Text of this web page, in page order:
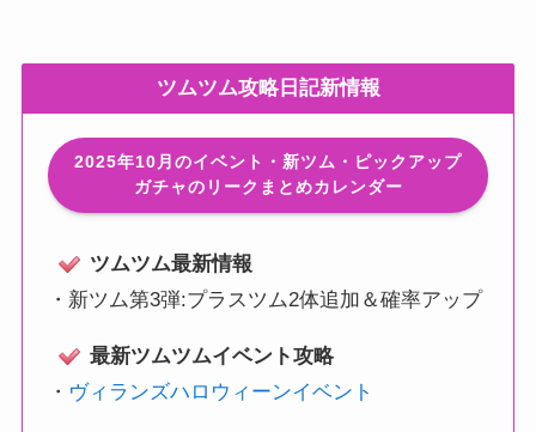
ツムツム攻略日記新情報
2025年10月のイベント・新ツム・ピックアップ
ガチャのリークまとめカレンダー
ツムツム最新情報
・ 新ツム第3弾:プラスツム2体追加＆確率アップ
最新ツムツムイベント攻略
・ ヴィランズハロウィーンイベント